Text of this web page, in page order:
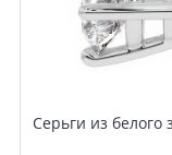
Серьги из белого